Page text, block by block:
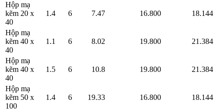
Hộp mạ
kẽm 20 x
40
1.4 6 7.47 16.800 18.144
Hộp mạ
kẽm 40 x
40
1.1 6 8.02 19.800 21.384
Hộp mạ
kẽm 40 x
40
1.5 6 10.8 19.800 21.384
Hộp mạ
kẽm 50 x
100
1.4 6 19.33 16.800 18.144